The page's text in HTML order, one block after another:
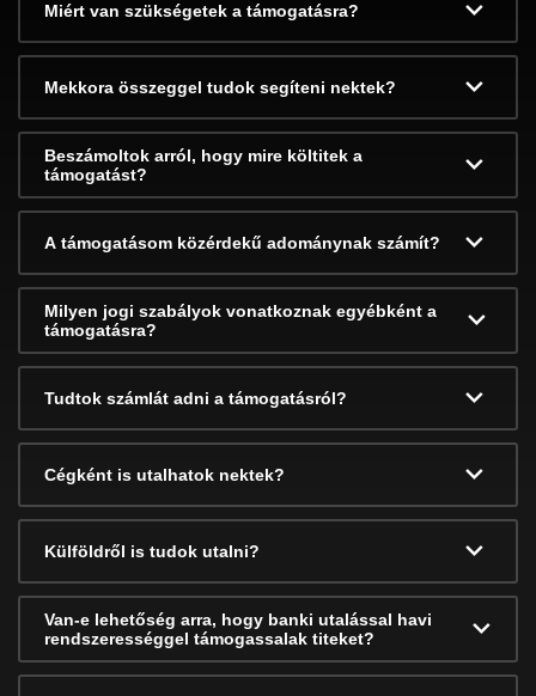
Miért van szükségetek a támogatásra?
Mekkora összeggel tudok segíteni nektek?
Beszámoltok arról, hogy mire költitek a
támogatást?
A támogatásom közérdekű adománynak számít?
Milyen jogi szabályok vonatkoznak egyébként a
támogatásra?
Tudtok számlát adni a támogatásról?
Cégként is utalhatok nektek?
Külföldről is tudok utalni?
Van-e lehetőség arra, hogy banki utalással havi
rendszerességgel támogassalak titeket?